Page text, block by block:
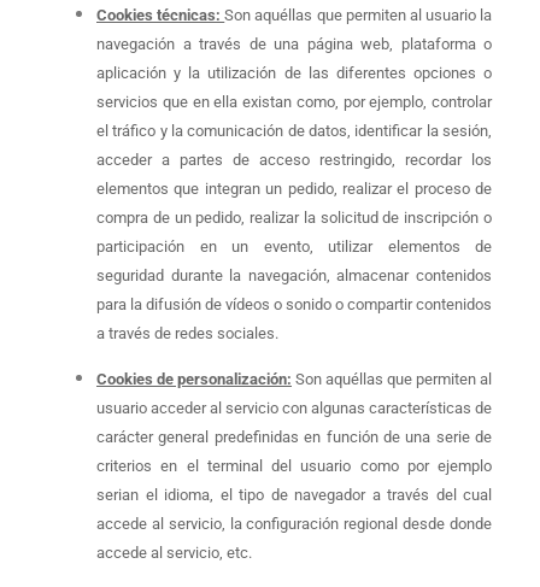
Cookies técnicas:Son aquéllas que permiten al usuario la
navegación a través de una página web, plataforma o
aplicación y la utilización de las diferentes opciones o
servicios que en ella existan como, por ejemplo, controlar
el tráfico y la comunicación de datos, identificar la sesión,
acceder a partes de acceso restringido, recordar los
elementos que integran un pedido, realizar el proceso de
compra de un pedido, realizar la solicitud de inscripción o
participación en un evento, utilizar elementos de
seguridad durante la navegación, almacenar contenidos
para la difusión de vídeos o sonido o compartir contenidos
a través de redes sociales.
Cookies de personalización: Son aquéllas que permiten al
usuario acceder al servicio con algunas características de
carácter general predefinidas en función de una serie de
criterios en el terminal del usuario como por ejemplo
serian el idioma, el tipo de navegador a través del cual
accede al servicio, la configuración regional desde donde
accede al servicio, etc.